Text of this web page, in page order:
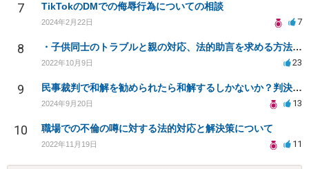
7 TikTokのDMでの侮辱行為についての相談
2024年2月22日 7
8 ・子供同士のトラブルと親の対応、法的助言を求める方法は？
2022年10月9日 23
9 民事裁判で和解を勧められたら和解するしかないか？判決で大きく結果が変わることはありますか？
2024年9月20日 13
10 職場での不倫の噂に対する法的対応と解決策について
2022年11月19日 11